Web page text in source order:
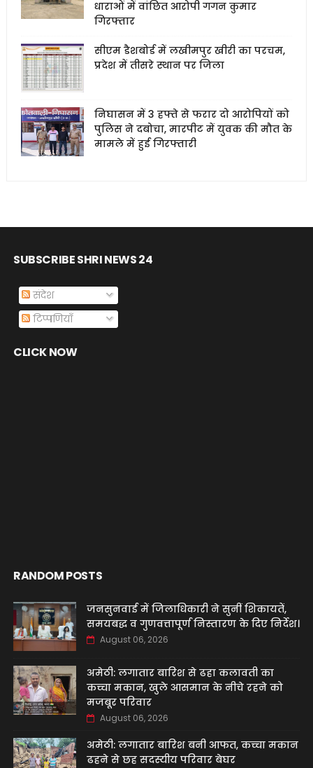
धाराओं में वांछित आरोपी गगन कुमार
गिरफ्तार
सीएम डैशबोर्ड में लखीमपुर खीरी का परचम,
प्रदेश में तीसरे स्थान पर जिला
निघासन में 3 हफ्ते से फरार दो आरोपियों को
पुलिस ने दबोचा, मारपीट में युवक की मौत के
मामले में हुई गिरफ्तारी
SUBSCRIBE SHRI NEWS 24
संदेश
टिप्पणियाँ
CLICK NOW
RANDOM POSTS
जनसुनवाई में जिलाधिकारी ने सुनीं शिकायतें,
समयबद्ध व गुणवत्तापूर्ण निस्तारण के दिए निर्देश।
August 06, 2026
अमेठी: लगातार बारिश से ढहा कलावती का
कच्चा मकान, खुले आसमान के नीचे रहने को
मजबूर परिवार
August 06, 2026
अमेठी: लगातार बारिश बनी आफत, कच्चा मकान
ढहने से छह सदस्यीय परिवार बेघर